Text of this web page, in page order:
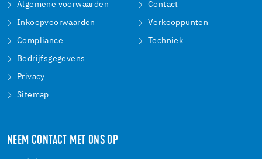
Algemene voorwaarden
Inkoopvoorwaarden
Compliance
Bedrijfsgegevens
Privacy
Sitemap
Contact
Verkooppunten
Techniek
NEEM CONTACT MET ONS OP